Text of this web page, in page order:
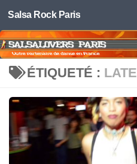
Skip to content
Salsa Rock Paris
ÉTIQUETÉ : LATE